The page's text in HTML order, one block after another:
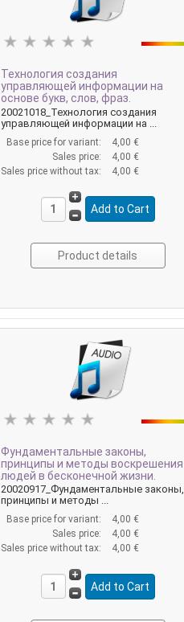
Технология создания
управляющей информации на
основе букв, слов, фраз.
20021018_Технология создания
управляющей информации на ...
Base price for variant:
4,00 €
Sales price:
4,00 €
Sales price without tax:
4,00 €
Product details
Фундаментальные законы,
принципы и методы воскрешения
людей в бесконечной жизни.
20020917_Фундаментальные законы,
принципы и методы ...
Base price for variant:
4,00 €
Sales price:
4,00 €
Sales price without tax:
4,00 €